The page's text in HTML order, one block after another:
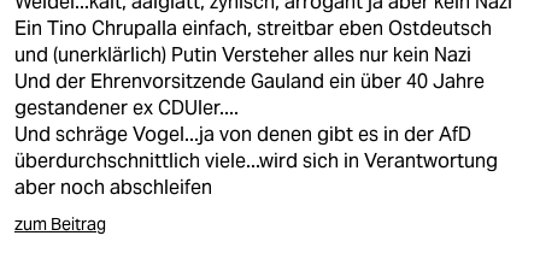
genossenschaft
epaper login
Ein Tino Chrupalla einfach, streitbar eben Ostdeutsch
und (unerklärlich) Putin Versteher alles nur kein Nazi
Und der Ehrenvorsitzende Gauland ein über 40 Jahre
gestandener ex CDUler....
Und schräge Vogel...ja von denen gibt es in der AfD
überdurchschnittlich viele...wird sich in Verantwortung
aber noch abschleifen
zum Beitrag